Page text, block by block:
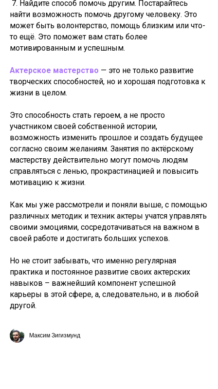
7. Найдите способ помочь другим. Постарайтесь
найти возможность помочь другому человеку. Это
может быть волонтерство, помощь близким или что-
то ещё. Это поможет вам стать более
мотивированным и успешным.
Актерское мастерство — это не только развитие
творческих способностей, но и хорошая подготовка к
жизни в целом.
Это способность стать героем, а не просто
участником своей собственной истории,
возможность изменить прошлое и создать будущее
согласно своим желаниям. Занятия по актёрскому
мастерству действительно могут помочь людям
справляться с ленью, прокрастинацией и повысить
мотивацию к жизни.
Как мы уже рассмотрели и поняли выше, с помощью
различных методик и техник актеры учатся управлять
своими эмоциями, сосредотачиваться на важном в
своей работе и достигать больших успехов.
Но не стоит забывать, что именно регулярная
практика и постоянное развитие своих актерских
навыков – важнейший компонент успешной
карьеры в этой сфере, а, следовательно, и в любой
другой.
Максим Зигизмунд